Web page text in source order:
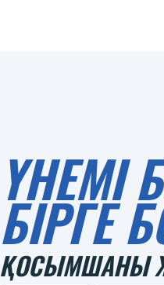
ҮНЕМІ
БІРГЕ
ҚОСЫМШАНЫ